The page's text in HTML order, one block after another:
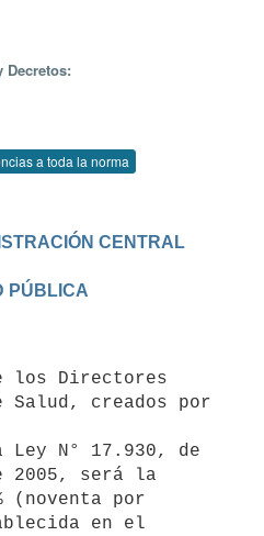
Decretos:
a toda la norma
CENTRAL
PÚBLICA
Salud, creados por
N° 17.930, de
2005, será la
(noventa por
en el